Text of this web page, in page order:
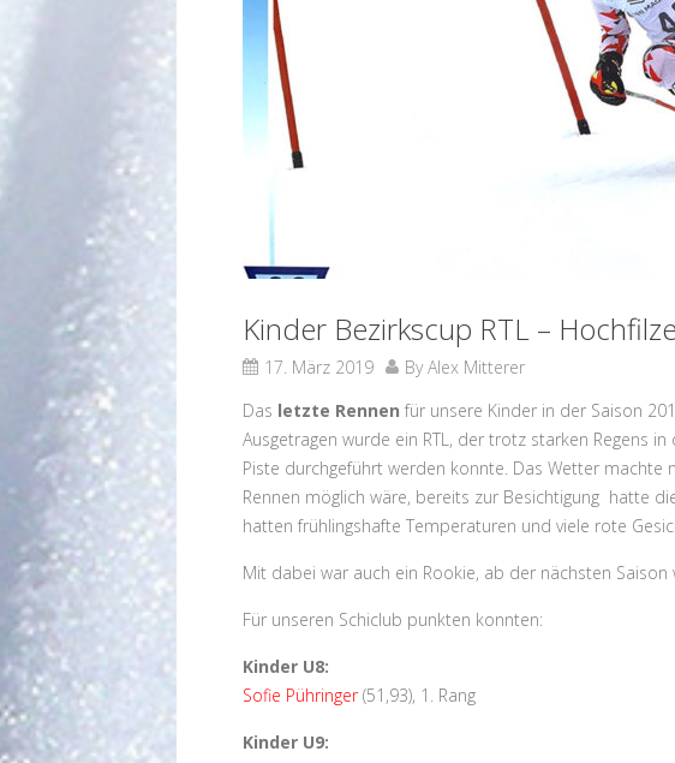
Kinder Bezirkscup RTL –
17. März 2019 ByAlex Mitterer
Das letzte Rennen für unsere Kinder in der Saison
Ausgetragen wurde ein RTL, der trotz starken Regens
Piste durchgeführt werden konnte. Das Wetter machte
Rennen möglich wäre, bereits zur Besichtigung hatte
hatten frühlingshafte Temperaturen und viele rote
Mit dabei war auch ein Rookie, ab der nächsten
Für unseren Schiclub punkten konnten:
Kinder U8:
Sofie Pühringer(51,93), 1. Rang
Kinder U9: